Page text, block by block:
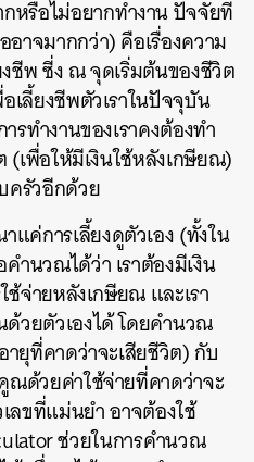
หรือไม่อยากทำงาน ปัจจัยที่
จมากกว่า) คือเรื่องความ
งชีพ ซี่ง ณ จุดเริ่มต้นของชีวิต
เลี้ยงชีพตัวเราในปัจจุบัน
รทำงานของเราคงต้องทำ
(เพื่อให้มีเงินใช้หลังเกษียณ)
ครัวอีกด้วย
แค่การเลี้ยงดูตัวเอง (ทั้งใน
นวณได้ว่า เราต้องมีเงิน
ช้จ่ายหลังเกษียณ และเรา
วยตัวเองได้ โดยคำนวณ
ยุที่คาดว่าจะเสียชีวิต) กับ
ด้วยค่าใช้จ่ายที่คาดว่าจะ
ลขที่แม่นยำ อาจต้องใช้
ช่วยในการคำนวณ
LINE EMAIL